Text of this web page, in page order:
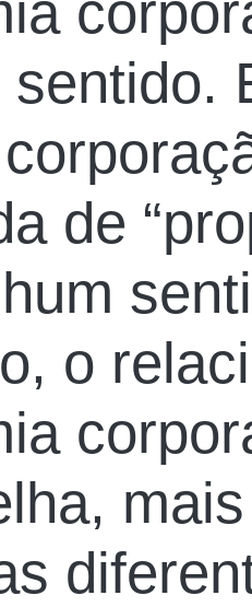
sentido.
de
o